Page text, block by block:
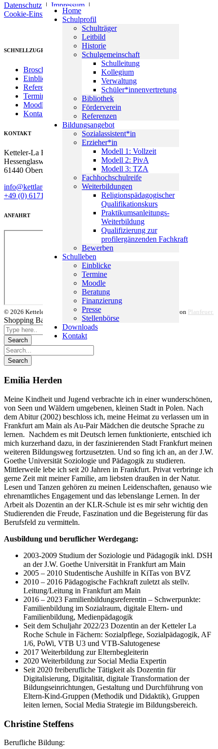
Home
Schulprofil
Schulträger
Leitbild
Historie
Schulgemeinschaft
Schulleitung
Kollegium
Verwaltung
Schüler*innenvertretung
Bibliothek
Förderverein
Referenzen
Bildungsangebot
Sozialassistent*in
Erzieher*in
Modell 1: Vollzeit
Modell 2: PivA
Modell 3: TZA
Fachhochschulreife
Weiterbildungen
Religionspädagogischer
Qualifikationskurs
Praktikumsanleitungs-
Weiterbildung
Qualifizierung zur
profilergänzenden Fachkraft
Bewerben
Schulleben
Einblicke
Termine
Moodle
Beratung
Finanzierung
Presse
Stellenbörse
Downloads
Kontakt
Datenschutz | Impressum |
Cookie-Einstellungen
SCHNELLZUGRIFFE
Broschüren & Anmeldung
Einblicke
Referenzen
Termine
Moodle
Kontakt & Anfahrt
KONTAKT
Ketteler-La Roche-Schule
Hessenglasweg 9
61440 Oberursel
info@kettlaro.de
+49 (0) 6171 20790 60
ANFAHRT
© 2026 Ketteler-La Roche-Schule 2021. Gestaltet und umgesetzt von Planfeuer.
Shopping Basket
Emilia Herden
Meine Kindheit und Jugend verbrachte ich in einer wunderschönen,
von Seen und Wäldern umgebenen, kleinen Stadt in Polen. Nach
dem Abitur (2002) beschloss ich, meine Heimat zu verlassen um in
Frankfurt am Main als Au-Pair Mädchen die deutsche Sprache zu
lernen. Nachdem es mit Deutsch lernen funktionierte, entschied ich
mich kurzerhand dazu, in der faszinierenden Stadt Frankfurt meinen
weiteren Bildungsweg fortzusetzten. Und so fing ich an, an der J.W.
Goethe Universität Soziologie und Pädagogik zu studieren.
Mittlerweile lebe ich seit 20 Jahren in Frankfurt. Privat verbringe ich
gerne Zeit mit meiner Familie, am liebsten draußen in der Natur.
Lesen und Tanzen gehören zu meinen Leidenschaften, genauso wie
ehrenamtliches Engagement und das lebenslange Lernen. In der
Arbeit als Dozentin an der KLR-Schule ist es mir sehr wichtig den
Studierenden die Freude, Faszination und die Begeisterung für das
Berufsfeld zu vermitteln.
Ausbildung und beruflicher Werdegang:
2003-2009 Studium der Soziologie und Pädagogik inkl. DSH
an der J.W. Goethe Universität in Frankfurt am Main
2005 – 2010 Studentische Aushilfe in KiTas von BVZ
2010 – 2016 Pädagogische Fachkraft zuletzt als stellv.
Leitung/Leitung in Frankfurt am Main
2016 – 2023 Familienbildungsreferentin – Schwerpunkte:
Familienbildung im Sozialraum, digitale Eltern- und
Familienbildung, Medienpädagogik
Seit dem Schuljahr 2022/23 Dozentin an der Ketteler La
Roche Schule in Fächern: Sozialpflege, Sozialpädagogik, AF
1/6, PoWi, VTB U3 und VTB-Salutogenese
2017 Weiterbildung zur Elternbegleiterin
2020 Weiterbildung zur Social Media Expertin
Seit 2020 freiberufliche Tätigkeit als Dozentin für
Digitalisierung, Digitalität, digitale Transformation der
Bildungseinrichtungen, Gestaltung und Durchführung von
Eltern-Kind-Gruppen (Methodik und Didaktik), Gruppen
leiten lernen, Social Media Strategie im Bildungsbereich.
Christine Steffens
Berufliche Bildung: